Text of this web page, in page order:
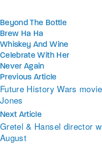
Beyond The Bottle
Brew Ha Ha
Whiskey And Wine
Celebrate With Her
Never Again
Previous Article
Future History Wars
Jones
Next Article
Gretel & Hansel director
August